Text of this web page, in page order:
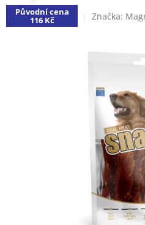
Původní cena
116 Kč Značka: